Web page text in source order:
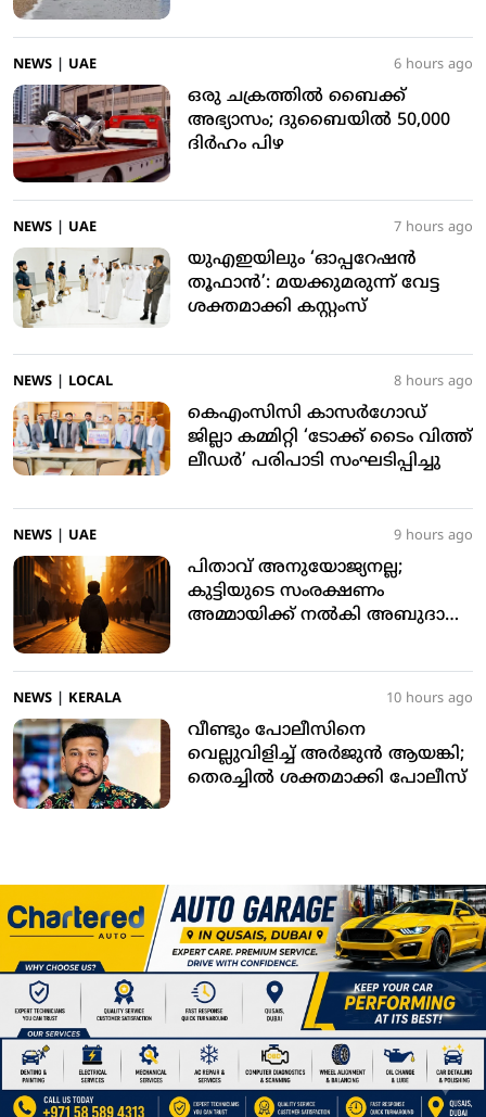
NEWS UAE 6 hours ago
ഒരു ചക്രത്തില്‍ ബൈക്ക്
അഭ്യാസം; ദുബൈയില്‍ 50,000
ദിര്‍ഹം പിഴ
NEWS UAE 7 hours ago
യുഎഇയിലും ‘ഓപ്പറേഷന്‍
തൂഫാന്‍’: മയക്കുമരുന്ന് വേട്ട
ശക്തമാക്കി കസ്റ്റംസ്
NEWS LOCAL 8 hours ago
കെഎംസിസി കാസര്‍ഗോഡ്
ജില്ലാ കമ്മിറ്റി ‘ടോക്ക് ടൈം വിത്ത്
ലീഡര്‍’ പരിപാടി സംഘടിപ്പിച്ചു
NEWS UAE 9 hours ago
പിതാവ് അനുയോജ്യനല്ല;
കുട്ടിയുടെ സംരക്ഷണം
അമ്മായിക്ക് നല്‍കി അബുദാബി
NEWS KERALA 10 hours ago
വീണ്ടും പോലീസിനെ
വെല്ലുവിളിച്ച് അര്‍ജുന്‍ ആയങ്കി;
തെരച്ചില്‍ ശക്തമാക്കി പോലീസ്